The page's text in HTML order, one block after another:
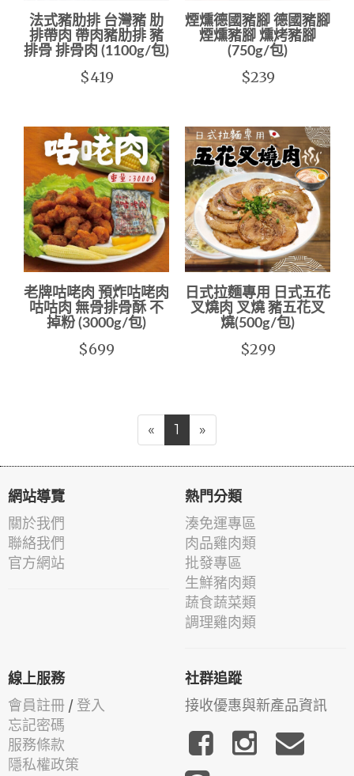
法式豬肋排 台灣豬 肋
排帶肉 帶肉豬肋排 豬
排骨 排骨肉 (1100g/包)
$419
煙燻德國豬腳 德國豬腳
煙燻豬腳 燻烤豬腳
(750g/包)
$239
老牌咕咾肉 預炸咕咾肉
咕咕肉 無骨排骨酥 不
掉粉 (3000g/包)
$699
日式拉麵專用 日式五花
叉燒肉 叉燒 豬五花叉
燒(500g/包)
$299
« 1 »
網站導覽
關於我們
聯絡我們
官方網站
熱門分類
湊免運專區
肉品雞肉類
批發專區
生鮮豬肉類
蔬食蔬菜類
調理雞肉類
線上服務
會員註冊 / 登入
忘記密碼
服務條款
隱私權政策
社群追蹤
接收優惠與新產品資訊